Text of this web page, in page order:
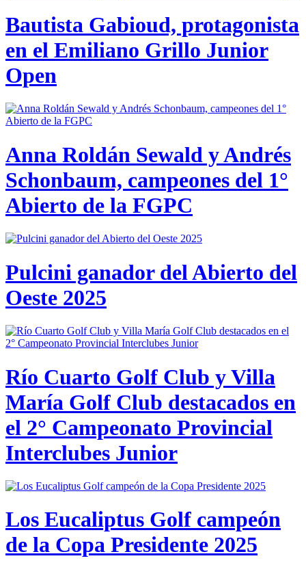
Bautista Gabioud, protagonista
en el Emiliano Grillo Junior
Open
Anna Roldán Sewald y Andrés
Schonbaum, campeones del 1°
Abierto de la FGPC
Pulcini ganador del Abierto del
Oeste 2025
Río Cuarto Golf Club y Villa
María Golf Club destacados en
el 2° Campeonato Provincial
Interclubes Junior
Los Eucaliptus Golf campeón
de la Copa Presidente 2025